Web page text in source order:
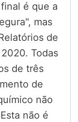
é que a
mas
de
Todas
de três
de
não
não é